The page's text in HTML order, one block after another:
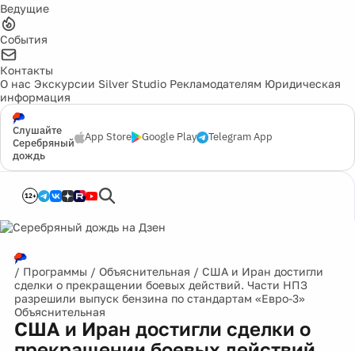
Ведущие
События
Контакты
О нас Экскурсии Silver Studio Рекламодателям Юридическая
информация
Слушайте
Серебряный
дождь
App Store Google Play Telegram App
12+
/ Программы / Объяснительная / США и Иран достигли
сделки о прекращении боевых действий. Части НПЗ
разрешили выпуск бензина по стандартам «Евро-3»
Объяснительная
США и Иран достигли сделки о